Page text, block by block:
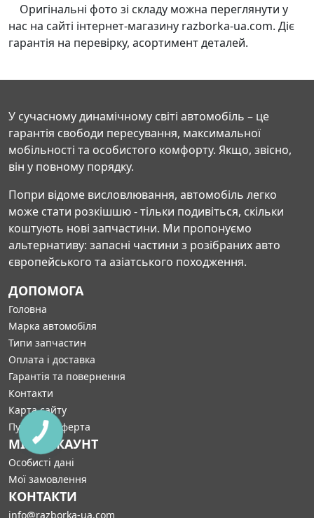
Оригінальні фото зі складу можна переглянути у
нас на сайті інтернет-магазину razborka-ua.com. Діє
гарантія на перевірку, асортимент деталей.
У сучасному динамічному світі автомобіль – це
гарантія свободи пересування, максимальної
мобільності та особистого комфорту. Якщо, звісно,
він у повному порядку.
Попри відоме висловлювання, автомобіль легко
може стати розкішшю - тільки подивіться, скільки
коштують нові запчастини. Ми пропонуємо
альтернативу: запасні частини з розібраних авто
європейського та азіатського походження.
ДОПОМОГА
Головна
Марка автомобіля
Типи запчастин
Оплата і доставка
Гарантія та повернення
Контакти
Карта сайту
Публічна оферта
МІЙ АККАУНТ
Особисті дані
Мої замовлення
КОНТАКТИ
info@razborka-ua.com